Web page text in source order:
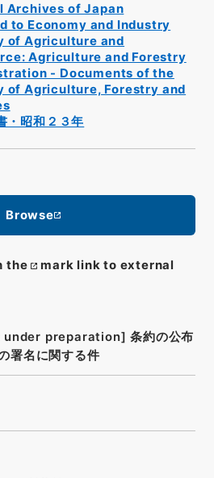
Archives of Japan
to Economy and Industry
of Agriculture and
Agriculture and Forestry
- Documents of the
of Agriculture, Forestry and
・昭和２３年
Browse
the
mark link to external
under preparation] 条約の公布
署名に関する件